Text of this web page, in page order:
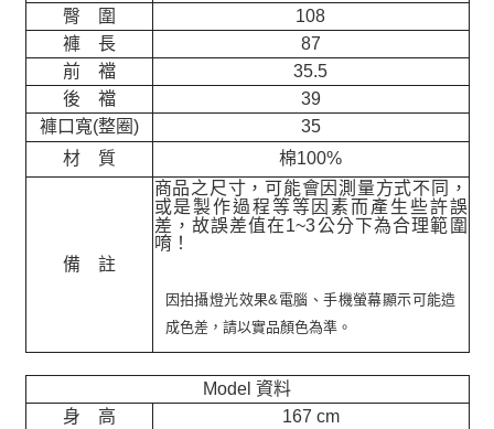
臀 圍
108
褲 長
87
前 襠
35.5
後 襠
39
褲口寬(整圈)
35
材 質
棉100%
備 註
商品之尺寸，可能會因測量方式不同，
或是製作過程等等因素而產生些許誤
差，故誤差值在1~3公分下為合理範圍
唷！
因拍攝燈光效果&電腦、手機螢幕顯示可能造
成色差，請以實品顏色為準。
Model 資料
身 高
167 cm